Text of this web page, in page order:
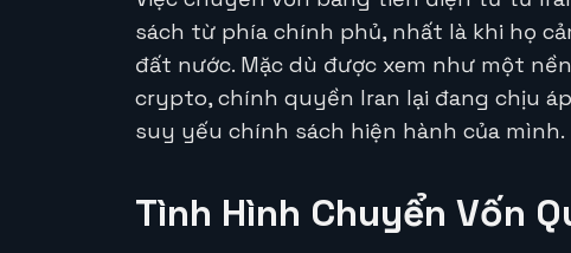
sách từ phía chính phủ, nhất là khi họ
đất nước. Mặc dù được xem như một
crypto, chính quyền Iran lại đang chịu
suy yếu chính sách hiện hành của mình.
Tình Hình Chuyển Vốn